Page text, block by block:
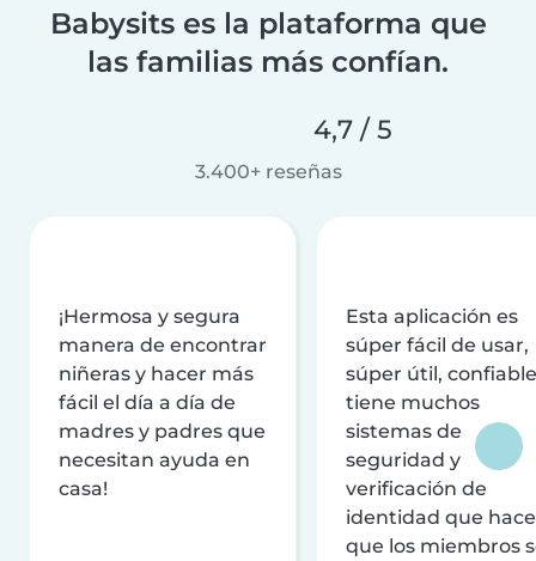
Babysits es la plataforma que
las familias más confían.
4,7 / 5
3.400+ reseñas
¡Hermosa y segura
manera de encontrar
niñeras y hacer más
fácil el día a día de
madres y padres que
necesitan ayuda en
casa!
Esta aplicación es
súper fácil de usar,
súper útil,
tiene muchos
sistemas de
seguridad y
verificación de
identidad que
que los miembros